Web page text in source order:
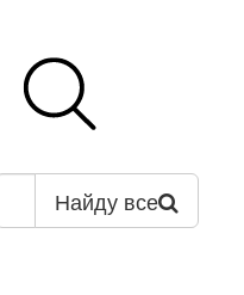
Найду все